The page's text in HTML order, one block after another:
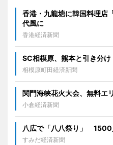
香港・九龍塘に韓国料理
代風に
香港経済新聞
SC相模原、熊本と引き分
相模原町田経済新聞
関門海峡花火大会、無料エ
小倉経済新聞
八広で「八八祭り」 1500
すみだ経済新聞